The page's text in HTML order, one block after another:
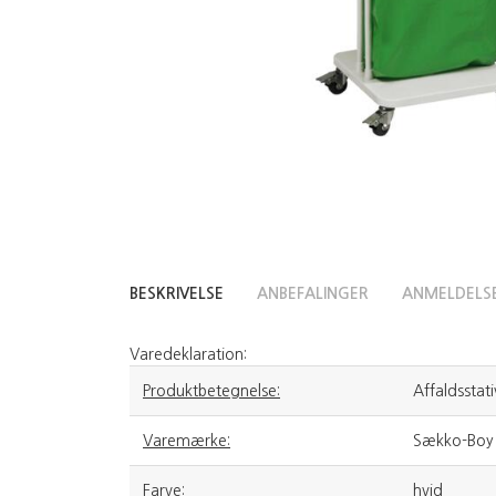
BESKRIVELSE ANBEFALINGER
Varedeklaration:
Produktbetegnelse:
Varemærke: Sækko-Boy
Farve: hvid